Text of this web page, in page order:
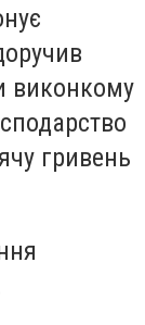
виконкому
гривень